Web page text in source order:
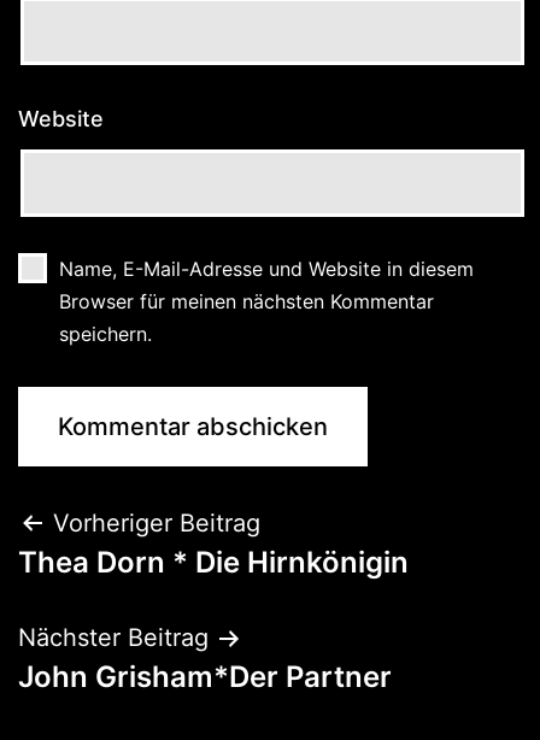
Website
Name, E-Mail-Adresse und Website in diesem
Browser für meinen nächsten Kommentar
speichern.
Vorheriger Beitrag
Thea Dorn * Die Hirnkönigin
Nächster Beitrag
John Grisham*Der Partner